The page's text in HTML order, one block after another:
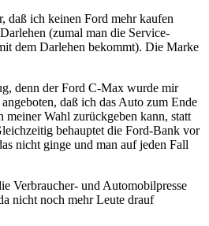
daß ich keinen Ford mehr kaufen
(zumal man die Service-
dem Darlehen bekommt). Die Marke
denn der Ford C-Max wurde mir
daß ich das Auto zum Ende
meiner Wahl zurückgeben kann, statt
behauptet die Ford-Bank vor
nicht ginge und man auf jeden Fall
Verbraucher- und Automobilpresse
nicht noch mehr Leute drauf